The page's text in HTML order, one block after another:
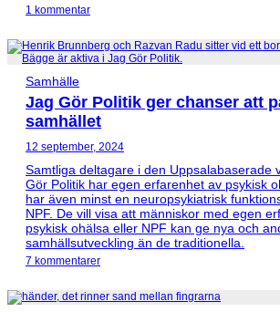
1 kommentar
Samhälle
Jag Gör Politik ger chanser att
samhället
12 september, 2024
Samtliga deltagare i den Uppsalabaserade
Gör Politik har egen erfarenhet av psykisk
har även minst en neuropsykiatrisk
NPF. De vill visa att människor med egen
psykisk ohälsa eller NPF kan ge nya och
samhällsutveckling än de traditionella.
7 kommentarer